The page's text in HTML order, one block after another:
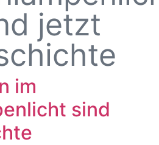
jetzt
im
sind